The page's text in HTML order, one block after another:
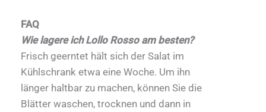
FAQ
Wie lagere ich Lollo Rosso am besten?
Frisch geerntet hält sich der Salat im
Kühlschrank etwa eine Woche. Um ihn
länger haltbar zu machen, können Sie die
Blätter waschen, trocknen und dann in